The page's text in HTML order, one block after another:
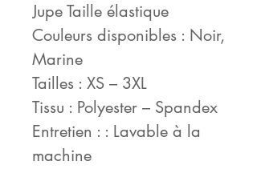
Jupe Taille élastique
Couleurs disponibles : Noir,
Marine
Tailles : XS – 3XL
Tissu : Polyester – Spandex
Entretien : : Lavable à la
machine